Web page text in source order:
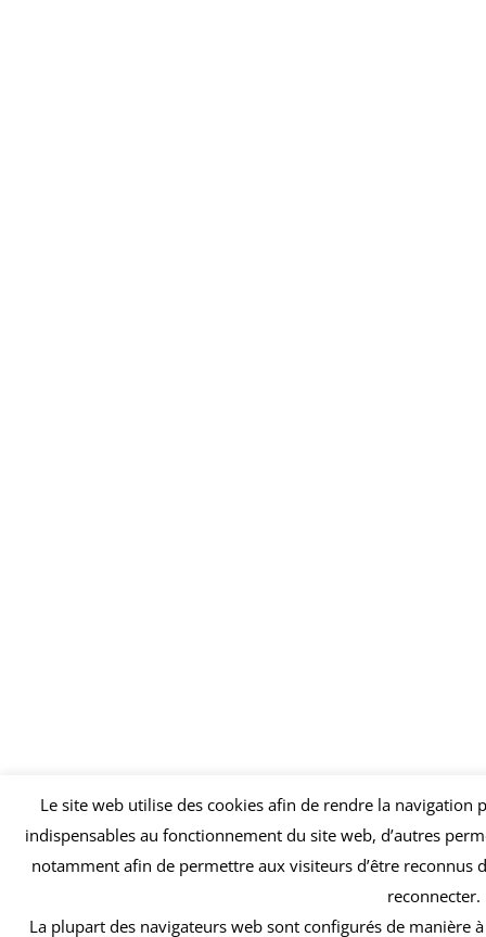
Le site web utilise des cookies afin de rendre la navigation
indispensables au fonctionnement du site web, d’autres
notamment afin de permettre aux visiteurs d’être reconnus
reconnecter.
La plupart des navigateurs web sont configurés de manière